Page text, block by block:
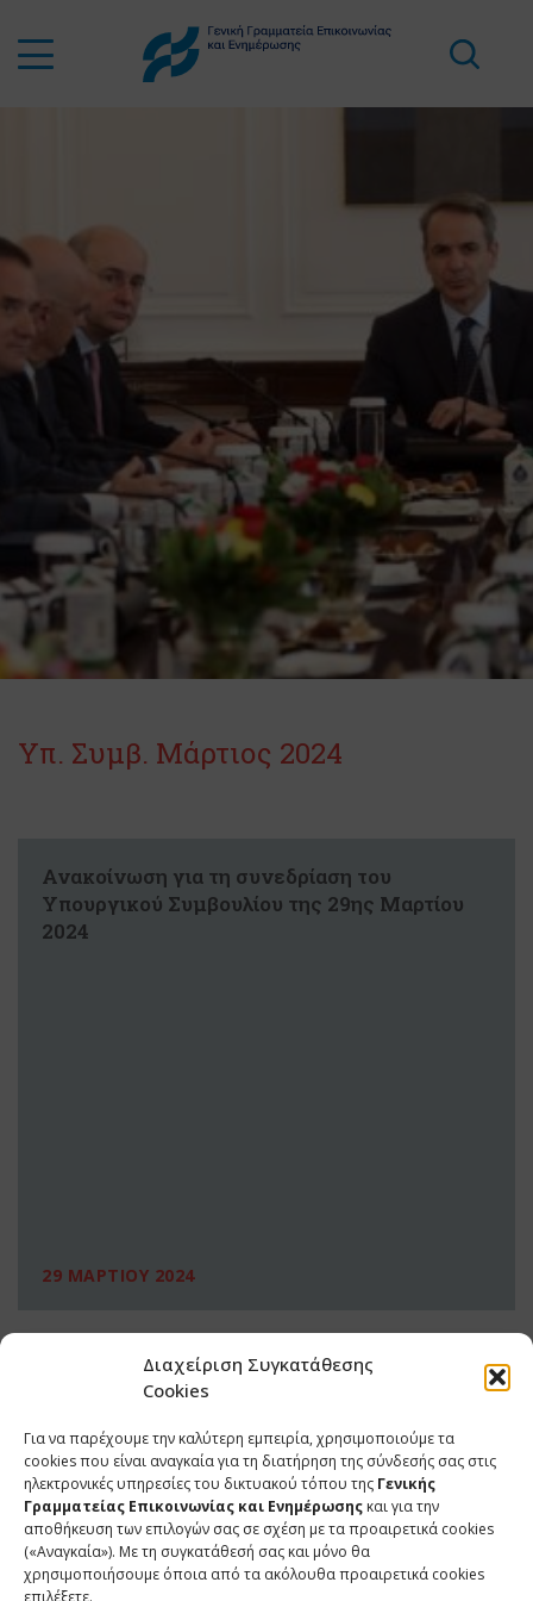
Διαχείριση Συγκατάθεσης
Cookies
Για να παρέχουμε την καλύτερη εμπειρία, χρησιμοποιούμε τα
cookies που είναι αναγκαία για τη διατήρηση της σύνδεσής σας στις
ηλεκτρονικές υπηρεσίες του δικτυακού τόπου της Γενικής
Γραμματείας Επικοινωνίας και Ενημέρωσης και για την
αποθήκευση των επιλογών σας σε σχέση με τα προαιρετικά cookies
(«Αναγκαία»). Με τη συγκατάθεσή σας και μόνο θα
χρησιμοποιήσουμε όποια από τα ακόλουθα προαιρετικά cookies
επιλέξετε.
Υπ. Συμβ. Μάρτιος 2024
Ανακοίνωση για τη συνεδρίαση του
Υπουργικού Συμβουλίου της 29ης Μαρτίου
2024
29 ΜΑΡΤΙΟΥ 2024
ΕΠΙΚΟΙΝΩΝΙΑ